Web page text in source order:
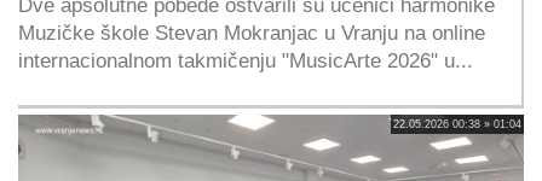
Dve apsolutne pobede ostvarili su učenici harmonike
Muzičke škole Stevan Mokranjac u Vranju na online
internacionalnom takmičenju "MusicArte 2026" u...
22.05.2026 00:38 » 01:04